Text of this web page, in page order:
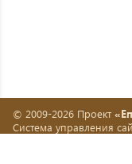
© 2009-2026 Проект
Система управления